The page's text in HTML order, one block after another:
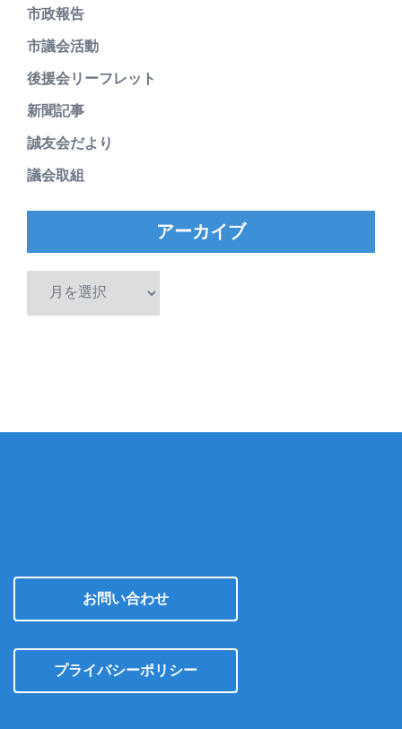
市政報告
市議会活動
後援会リーフレット
新聞記事
誠友会だより
議会取組
アーカイブ
お問い合わせ
プライバシーポリシー